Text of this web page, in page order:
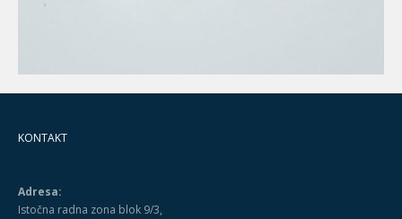
KONTAKT
Adresa:
Istočna radna zona blok 9/3,